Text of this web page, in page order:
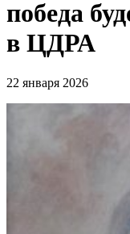
победа
в ЦДРА
22 января 2026